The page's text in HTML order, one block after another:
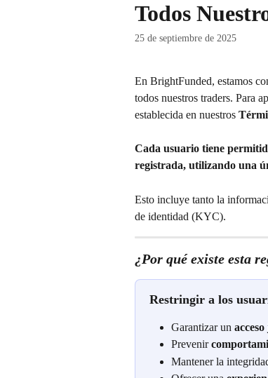
Todos
25 de septiembre de 2025
En BrightFunded, estamos
todos nuestros traders. Para
establecida en nuestros
Cada usuario tiene
registrada, utilizando una
Esto incluye tanto la
de identidad (KYC).
¿Por qué existe esta
Restringir a los
Garantizar un
Prevenir
Mantener la